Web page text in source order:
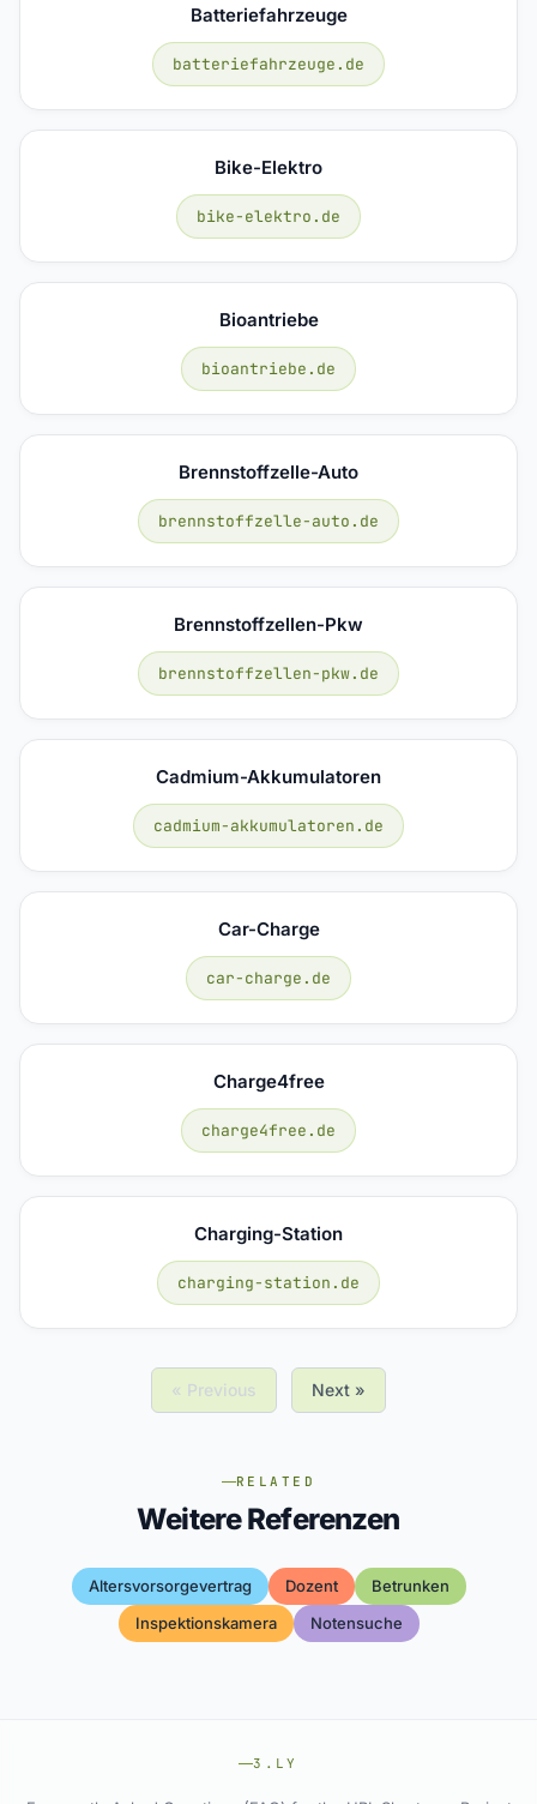
Batteriefahrzeuge
batteriefahrzeuge.de
Bike-Elektro
bike-elektro.de
Bioantriebe
bioantriebe.de
Brennstoffzelle-Auto
brennstoffzelle-auto.de
Brennstoffzellen-Pkw
brennstoffzellen-pkw.de
Cadmium-Akkumulatoren
cadmium-akkumulatoren.de
Car-Charge
car-charge.de
Charge4free
charge4free.de
Charging-Station
charging-station.de
« Previous Next »
RELATED
Weitere Referenzen
Altersvorsorgevertrag Dozent
Betrunken
Inspektionskamera
Notensuche
3.LY